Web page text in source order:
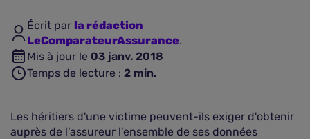
Écrit par la rédaction
LeComparateurAssurance.
Mis à jour le 03 janv. 2018
Temps de lecture : 2 min.
Les héritiers d'une victime peuvent-ils exiger d'obtenir
auprès de l'assureur l'ensemble de ses données